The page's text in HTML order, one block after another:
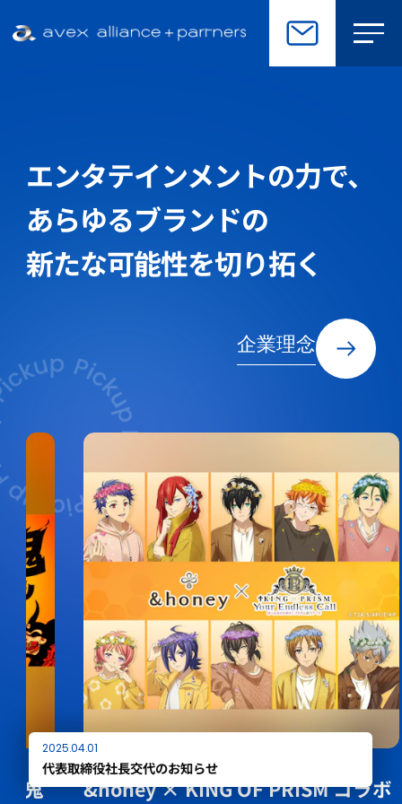
エンタテインメントの⼒で、
あらゆるブランドの
新たな可能性を切り拓く
企業理念
&honey × KING OF PRISM コラボ 増
2025.04.01
代表取締役社長交代のお知らせ